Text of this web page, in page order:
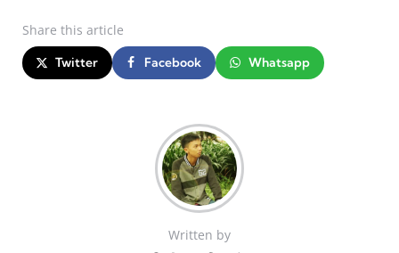
Share this article
Twitter Facebook Whatsapp
Written by